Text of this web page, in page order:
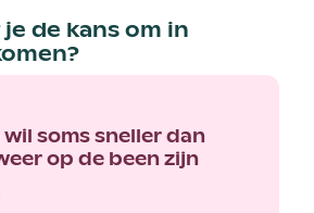
de kans om in
soms sneller dan
op de been zijn